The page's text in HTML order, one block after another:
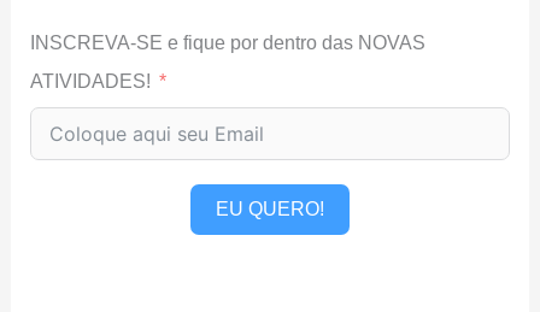
INSCREVA-SE e fique por dentro das NOVAS
ATIVIDADES!
EU QUERO!